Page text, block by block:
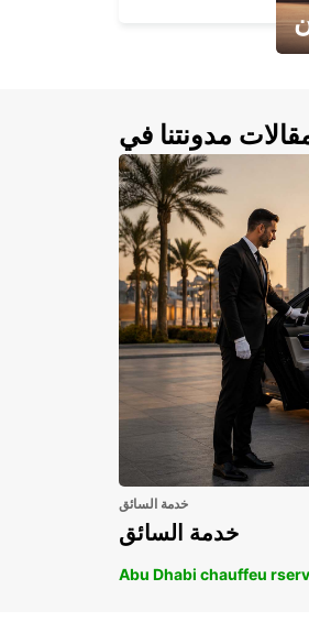
مدونتنا في
خدمة السائق
خدمة السائق
Abu Dhabi chauffeu